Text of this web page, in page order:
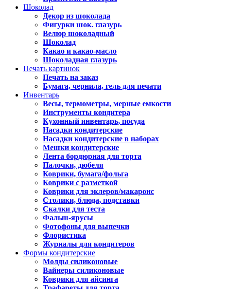
Шоколад
Декор из шоколада
Фигурки шок. глазурь
Велюр шоколадный
Шоколад
Какао и какао-масло
Шоколадная глазурь
Печать картинок
Печать на заказ
Бумага, чернила, гель для печати
Инвентарь
Весы, термометры, мерные емкости
Инструменты кондитера
Кухонный инвентарь, посуда
Насадки кондитерские
Насадки кондитерские в наборах
Мешки кондитерские
Лента бордюрная для торта
Палочки, дюбеля
Коврики, бумага/фольга
Коврики с разметкой
Коврики для эклеров/макаронс
Столики, блюда, подставки
Скалки для теста
Фальш-ярусы
Фотофоны для выпечки
Флористика
Журналы для кондитеров
Формы кондитерские
Молды силиконовые
Вайнеры силиконовые
Коврики для айсинга